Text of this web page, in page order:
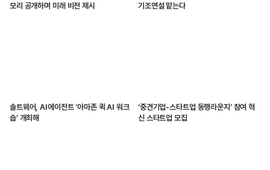
모리 공개하며 미래 비전 제시
기조연설 맡는다
솔트웨어, AI에이전트 ‘아마존 퀵 AI 워크
숍’ 개최해
‘중견기업-스타트업 동행라운지’ 참여 혁
신 스타트업 모집